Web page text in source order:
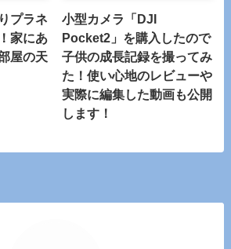
プラネ
家にあ
屋の天
小型カメラ「DJI
Pocket2」を購入したので
子供の成長記録を撮ってみ
た！使い心地のレビューや
実際に編集した動画も公開
します！